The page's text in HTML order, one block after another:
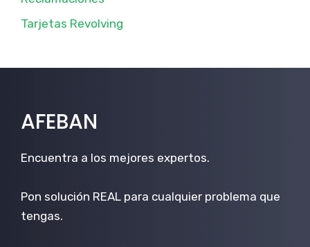
Tarjetas Revolving
AFEBAN
Encuentra a los mejores expertos.
Pon solución REAL para cualquier problema que
tengas.